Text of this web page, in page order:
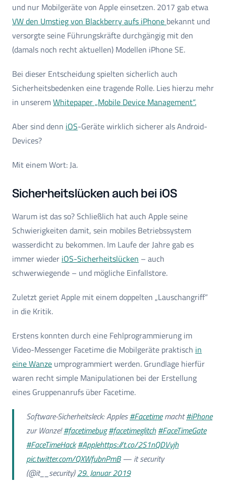
und nur Mobilgeräte von Apple einsetzen. 2017 gab etwa
VW den Umstieg von Blackberry aufs iPhone bekannt und
versorgte seine Führungskräfte durchgängig mit den
(damals noch recht aktuellen) Modellen iPhone SE.
Bei dieser Entscheidung spielten sicherlich auch
Sicherheitsbedenken eine tragende Rolle. Lies hierzu mehr
in unseremWhitepaper „Mobile Device Management“.
Aber sind denn iOS-Geräte wirklich sicherer als Android-
Devices?
Mit einem Wort: Ja.
Sicherheitslücken auch bei iOS
Warum ist das so? Schließlich hat auch Apple seine
Schwierigkeiten damit, sein mobiles Betriebssystem
wasserdicht zu bekommen. Im Laufe der Jahre gab es
immer wieder iOS-Sicherheitslücken – auch
schwerwiegende – und mögliche Einfallstore.
Zuletzt geriet Apple mit einem doppelten „Lauschangriff“
in die Kritik.
Erstens konnten durch eine Fehlprogrammierung im
Video-Messenger Facetime die Mobilgeräte praktisch in
eine Wanze umprogrammiert werden. Grundlage hierfür
waren recht simple Manipulationen bei der Erstellung
eines Gruppenanrufs über Facetime.
Software-Sicherheitsleck: Apples#Facetimemacht#iPhone
zur Wanze!#facetimebug #facetimeglitch #FaceTimeGate
#FaceTimeHack #Applehttps://t.co/2S1nQDVyjh
pic.twitter.com/QXWfubnPmB— it security
(@it__security)29. Januar 2019